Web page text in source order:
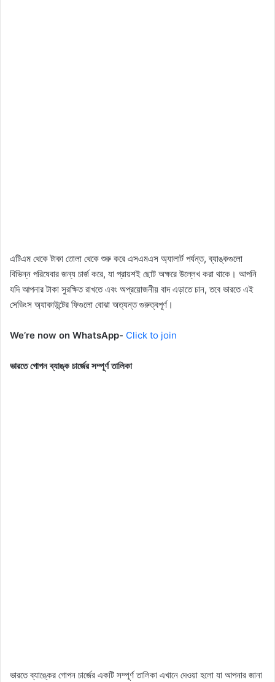
এটিএম থেকে টাকা তোলা থেকে শুরু করে এসএমএস অ্যালার্ট পর্যন্ত, ব্যাঙ্কগুলো
বিভিন্ন পরিষেবার জন্য চার্জ করে, যা প্রায়শই ছোট অক্ষরে উল্লেখ করা থাকে। আপনি
যদি আপনার টাকা সুরক্ষিত রাখতে এবং অপ্রয়োজনীয় বাদ এড়াতে চান, তবে ভারতে এই
সেভিংস অ্যাকাউন্টের ফিগুলো বোঝা অত্যন্ত গুরুত্বপূর্ণ।
We’re now on WhatsApp- Click to join
ভারতে গোপন ব্যাঙ্ক চার্জের সম্পূর্ণ তালিকা
ভারতে ব্যাঙ্কের গোপন চার্জের একটি সম্পূর্ণ তালিকা এখানে দেওয়া হলো যা আপনার জানা